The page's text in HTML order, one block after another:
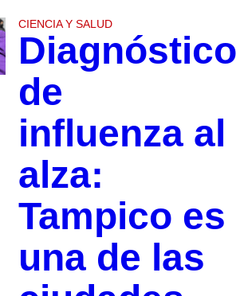
CIENCIA Y SALUD
Diagnóstico
de
influenza al
alza:
Tampico es
una de las